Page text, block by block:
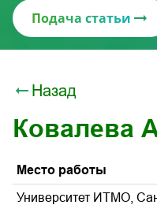
Подача статьи
Назад
Ковалева
Место работы
Университет ИТМО,